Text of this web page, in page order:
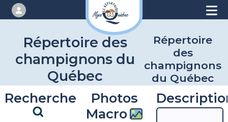
Répertoire des
champignons du
Québec
Répertoire
des
champignons
du Québec
Recherche
Photos
Macro